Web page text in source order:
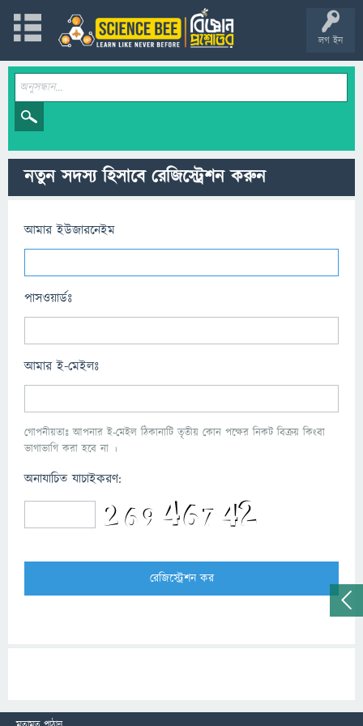
লগ ইন
নতুন সদস্য হিসাবে রেজিস্ট্রেশন করুন
আমার ইউজারনেইম
পাসওয়ার্ডঃ
আমার ই-মেইলঃ
গোপনীয়তাঃ আপনার ই-মেইল ঠিকানাটি তৃতীয় কোন পক্ষের নিকট বিক্রয় কিংবা
ভাগাভাগি করা হবে না ।
অনাযাচিত যাচাইকরণ: